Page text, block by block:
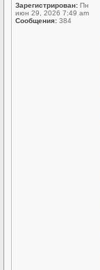
Зарегистрирован: Пн
июн 29, 2026 7:49 am
Сообщения: 384